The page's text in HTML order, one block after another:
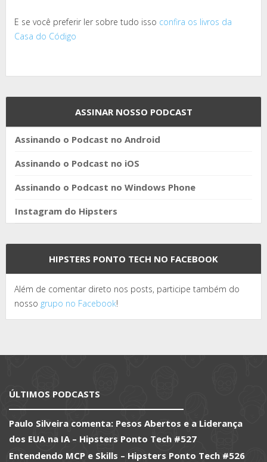
E se você preferir ler sobre tudo isso confira os livros da
Casa do Código
ASSINAR NOSSO PODCAST
Assinando o Podcast no Android
Assinando o Podcast no iOS
Assinando o Podcast no Windows Phone
Instagram do Hipsters
HIPSTERS PONTO TECH NO FACEBOOK
Além de comentar direto nos posts, participe também do
nosso grupo no Facebook!
ÚLTIMOS PODCASTS
Paulo Silveira comenta: Pesos Abertos e a Liderança
dos EUA na IA – Hipsters Ponto Tech #527
Entendendo MCP e Skills – Hipsters Ponto Tech #526